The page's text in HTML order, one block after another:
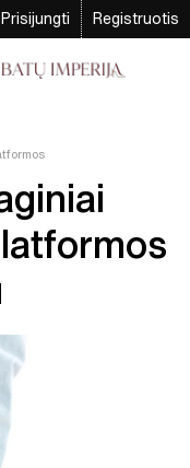
Prisijungti Registruotis